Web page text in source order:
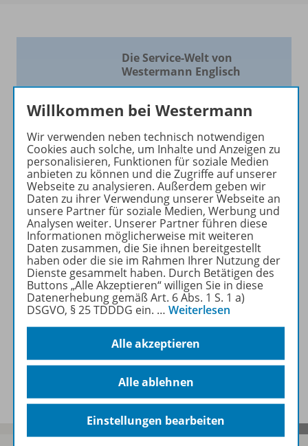
Die Service-Welt von
Westermann Englisch
Materialien für einen
vielfältigen
Englischunterricht:
Arbeitsblätter,
Kopiervorlagen, Videos und
Podcast-Episoden.
Mehr Informationen
Informationen
Willkommen bei Westermann
Wir verwenden neben technisch notwendigen
Cookies auch solche, um Inhalte und Anzeigen zu
personalisieren, Funktionen für soziale Medien
anbieten zu können und die Zugriffe auf unserer
Webseite zu analysieren. Außerdem geben wir
Daten zu ihrer Verwendung unserer Webseite an
unsere Partner für soziale Medien, Werbung und
Analysen weiter. Unserer Partner führen diese
Informationen möglicherweise mit weiteren
Daten zusammen, die Sie ihnen bereitgestellt
haben oder die sie im Rahmen Ihrer Nutzung der
Dienste gesammelt haben. Durch Betätigen des
Buttons „Alle Akzeptieren“ willigen Sie in diese
Datenerhebung gemäß Art. 6 Abs. 1 S. 1 a)
DSGVO, § 25 TDDDG ein. … Weiterlesen
Alle akzeptieren
Alle ablehnen
Einstellungen bearbeiten